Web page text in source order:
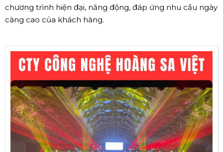
chương trình hiện đại, năng động, đáp ứng nhu cầu ngày
càng cao của khách hàng.